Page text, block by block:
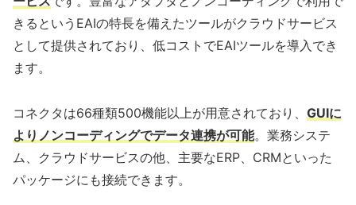
きるというEAIの特長を備えたツールがクラウドサービス
として提供されており、低コストでEAIツールを導入でき
ます。
コネクタは66種類500機能以上が用意されており、 GUIに
よりノンコーディングでデータ連携が可能。業務システ
ム、クラウドサービスの他、主要なERP、CRMといった
パッケージにも接続できます。